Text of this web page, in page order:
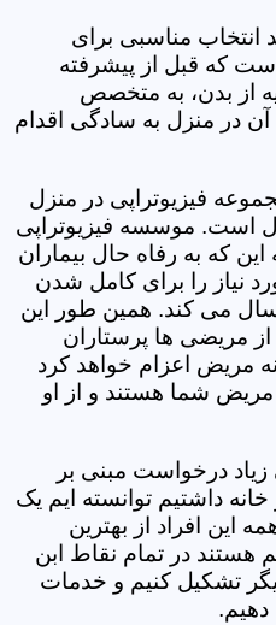
انتخاب مناسبی برای
که قبل از پیشرفته
از بدن، به متخصص
در منزل به سادگی اقدام
فیزیوتراپی در منزل
است. موسسه فیزیوتراپی
این که به رفاه حال بیماران
نیاز را برای کامل شدن
می کند. همین طور این
مریضی ها پرستاران
مریض اعزام خواهد کرد
شما هستند و از او
زیاد درخواست مبنی بر
داشتیم توانسته ایم یک
افراد از بهترین
هستند در تمام نقاط ابن
تشکیل کنیم و خدمات
دهیم.